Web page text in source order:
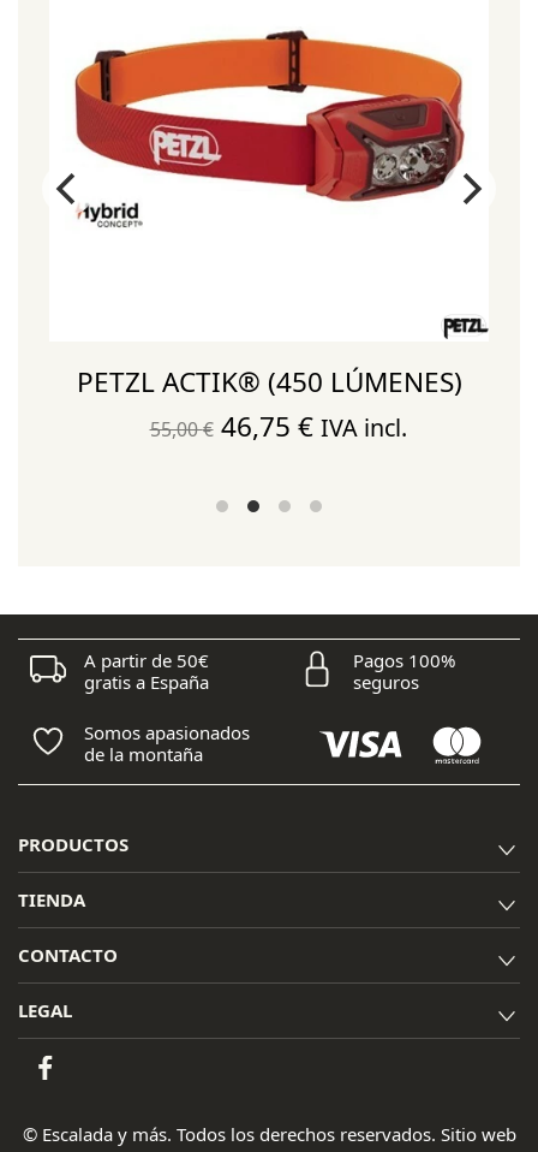
PETZL ACTIK® (450 LÚMENES)
55,00€ El
original
46,75 €El
actual
IVA incl.
A partir de 50€
gratis a España
Pagos 100%
seguros
Somos apasionados
de la montaña
PRODUCTOS
TIENDA
CONTACTO
LEGAL
© Escalada y más. Todos los derechos reservados. Sitio web